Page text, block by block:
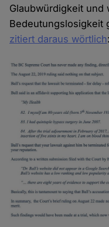
Glaubwürdigkeit und
Bedeutungslosigkeit
zitiert daraus wörtlich: